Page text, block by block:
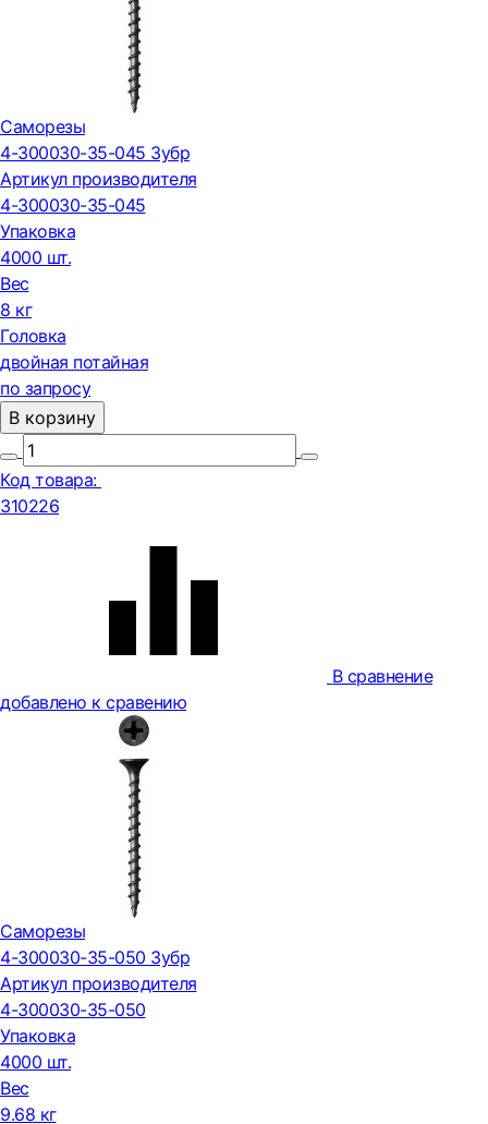
Саморезы
4-300030-35-045 Зубр
Артикул производителя
4-300030-35-045
Упаковка
4000 шт.
Вес
8 кг
Головка
двойная потайная
по запросу
В корзину
Код товара:
310226
В сравнение
добавлено к сравению
Саморезы
4-300030-35-050 Зубр
Артикул производителя
4-300030-35-050
Упаковка
4000 шт.
Вес
9.68 кг